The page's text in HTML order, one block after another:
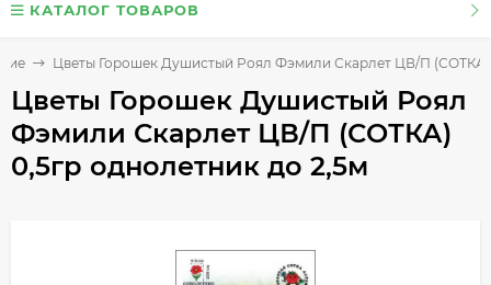
КАТАЛОГ ТОВАРОВ
Цветы Горошек Душистый Роял Фэмили Скарлет ЦВ/П (СОТКА)
Цветы Горошек Душистый Роял
Фэмили Скарлет ЦВ/П (СОТКА)
0,5гр однолетник до 2,5м